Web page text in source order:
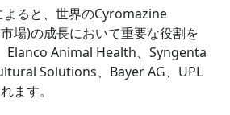
よると、世界のCyromazine
場)の成長において重要な役割を
Elanco Animal Health、Syngenta
Solutions、Bayer AG、UPL
ます。